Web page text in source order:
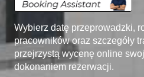
Wybierz datę przeprowadzki,
pracowników oraz szczegóły
przejrzystą wycenę online
dokonaniem rezerwacji.